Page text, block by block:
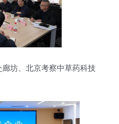
坊、北京考察中草药科技